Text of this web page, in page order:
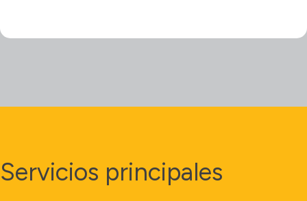
Servicios principales